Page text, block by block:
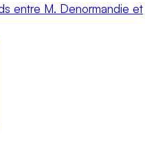
entre M. Denormandie et